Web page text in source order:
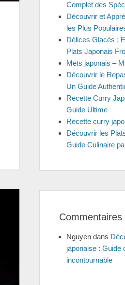
Complet des
Découvrir et
les Plus
Délices Glacés :
Plats Japonais
Mets japonais –
Découvrir le
Un Guide
Recette Curry
Guide Ultime
Recette curry
Découvrir les
Guide Culinaire
Commentaires
Nguyen dans
japonaise : Guide
incontournable